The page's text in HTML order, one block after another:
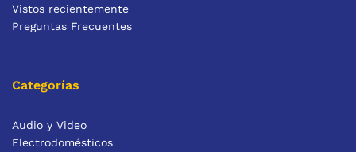
Vistos recientemente
Preguntas Frecuentes
Categorías
Audio y Video
Electrodomésticos